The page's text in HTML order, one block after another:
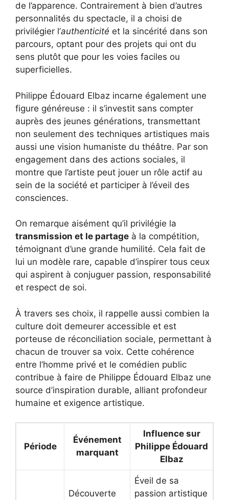
de l’apparence. Contrairement à bien d’autres
personnalités du spectacle, il a choisi de
privilégier l’authenticité et la sincérité dans son
parcours, optant pour des projets qui ont du
sens plutôt que pour les voies faciles ou
superficielles.
Philippe Édouard Elbaz incarne également une
figure généreuse : il s’investit sans compter
auprès des jeunes générations, transmettant
non seulement des techniques artistiques mais
aussi une vision humaniste du théâtre. Par son
engagement dans des actions sociales, il
montre que l’artiste peut jouer un rôle actif au
sein de la société et participer à l’éveil des
consciences.
On remarque aisément qu’il privilégie la
transmission et le partage à la compétition,
témoignant d’une grande humilité. Cela fait de
lui un modèle rare, capable d’inspirer tous ceux
qui aspirent à conjuguer passion, responsabilité
et respect de soi.
À travers ses choix, il rappelle aussi combien la
culture doit demeurer accessible et est
porteuse de réconciliation sociale, permettant à
chacun de trouver sa voix. Cette cohérence
entre l’homme privé et le comédien public
contribue à faire de Philippe Édouard Elbaz une
source d’inspiration durable, alliant profondeur
humaine et exigence artistique.
Période
Événement
marquant
Influence sur
Philippe Édouard
Elbaz
Découverte
Éveil de sa
passion artistique